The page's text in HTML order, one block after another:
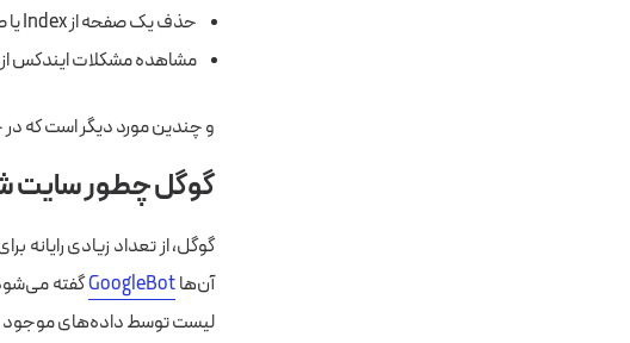
حذف یک صفحه از Index یا صفحه نتایج جستجو
مشاهده مشکلات ایندکس
و چندین مورد دیگر است که
گوگل چطور سایت
گوگل، از تعداد زیادی رایانه
آن‌هاGoogleBot
لیست توسط داده‌های